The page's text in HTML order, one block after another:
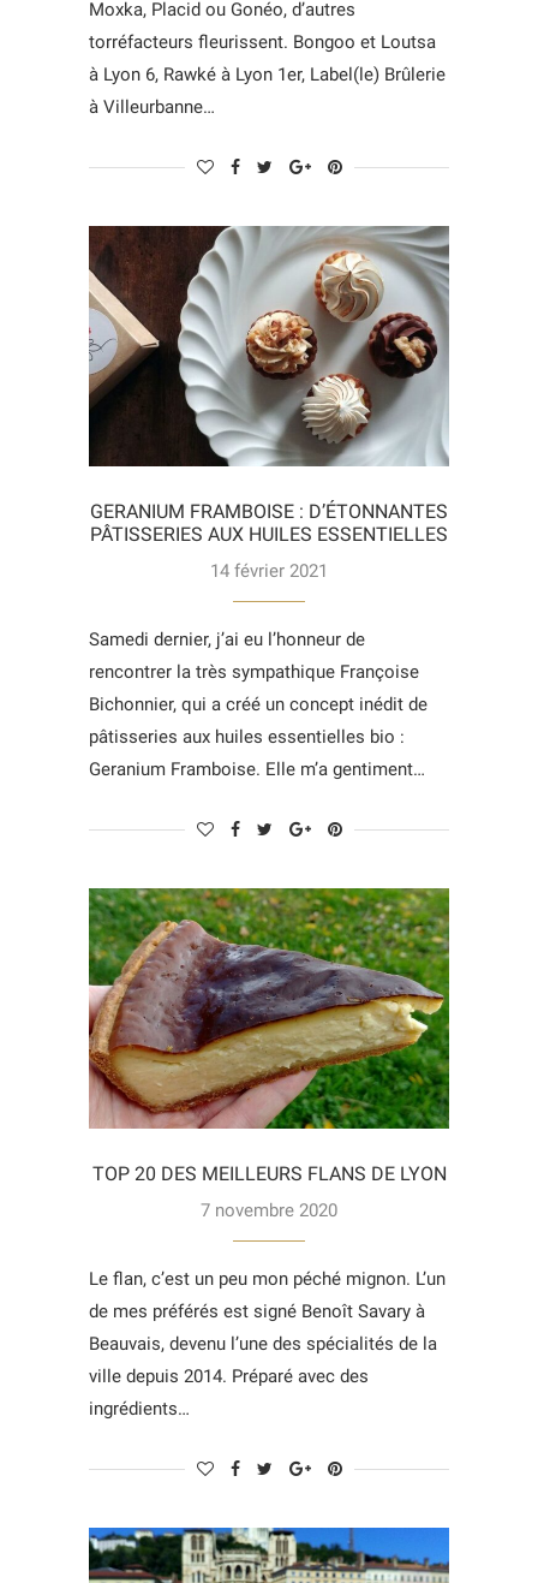
Moxka, Placid ou Gonéo, d’autres
torréfacteurs fleurissent. Bongoo et Loutsa
à Lyon 6, Rawké à Lyon 1er, Label(le) Brûlerie
à Villeurbanne…
GERANIUM FRAMBOISE : D’ÉTONNANTES
PÂTISSERIES AUX HUILES ESSENTIELLES
14 février 2021
Samedi dernier, j’ai eu l’honneur de
rencontrer la très sympathique Françoise
Bichonnier, qui a créé un concept inédit de
pâtisseries aux huiles essentielles bio :
Geranium Framboise. Elle m’a gentiment…
TOP 20 DES MEILLEURS FLANS DE LYON
7 novembre 2020
Le flan, c’est un peu mon péché mignon. L’un
de mes préférés est signé Benoît Savary à
Beauvais, devenu l’une des spécialités de la
ville depuis 2014. Préparé avec des
ingrédients…